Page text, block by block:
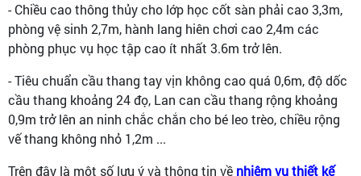
- Chiều cao thông thủy cho lớp học cốt sàn phải cao 3,3m,
phòng vệ sinh 2,7m, hành lang hiên chơi cao 2,4m các
phòng phục vụ học tập cao ít nhất 3.6m trở lên.
- Tiêu chuẩn cầu thang tay vịn không cao quá 0,6m, độ dốc
cầu thang khoảng 24 đọ, Lan can cầu thang rộng khoảng
0,9m trở lên an ninh chắc chắn cho bé leo trèo, chiều rộng
vế thang không nhỏ 1,2m ...
Trên đây là một số lưu ý và thông tin về nhiệm vụ thiết kế